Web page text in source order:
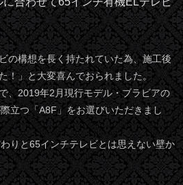
の構想を長く持たれていた為、施工後
！」と大変喜んでおられました。
、2019年2月現行モデル・ブラビアの
立つ「A8F」をお選びいただきまし
りと65インチテレビとは思えない壁か